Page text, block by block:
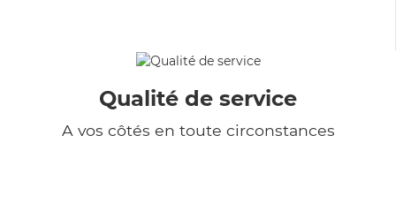
Qualité de service
A vos côtés en toute circonstances